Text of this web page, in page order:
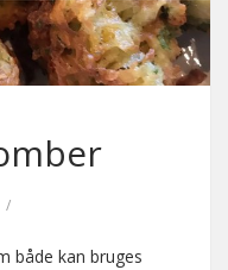
/
både kan bruges